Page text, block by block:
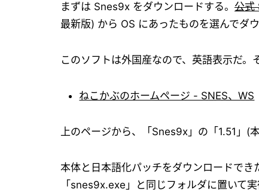
まずは Snes9x をダウンロードする。 公式
最新版) から OS にあったものを選んでダウ
このソフトは外国産なので、英語表示だ。
ねこかぶのホームページ - SNES、WS
上のページから、「Snes9x」の「1.51」(
本体と日本語化パッチをダウンロードで
「snes9x.exe」と同じフォルダに置いて